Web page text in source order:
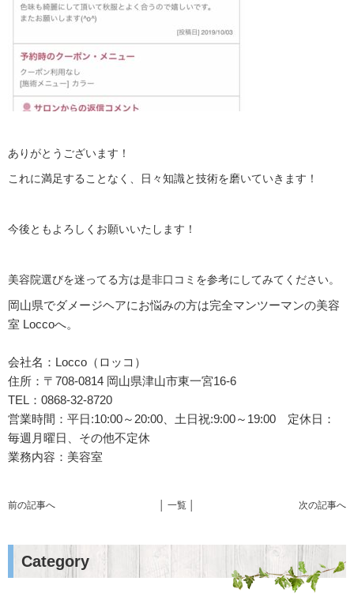
ありがとうございます！
これに満足することなく、日々知識と技術を磨いていきます！
今後ともよろしくお願いいたします！
美容院選びを迷ってる方は是非口コミを参考にしてみてください。
岡山県でダメージヘアにお悩みの方は完全マンツーマンの美容
室 Loccoへ。
会社名：Locco（ロッコ）
住所：〒708-0814 岡山県津山市東一宮16-6
TEL：0868-32-8720
営業時間：平日:10:00～20:00、土日祝:9:00～19:00 定休日：
毎週月曜日、その他不定休
業務内容：美容室
前の記事へ 次の記事へ
│ 一覧 │
Category